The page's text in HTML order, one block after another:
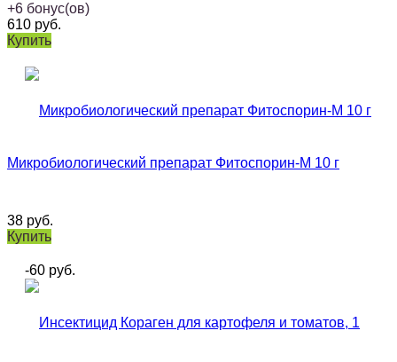
+6 бонус(ов)
610 руб.
Купить
Микробиологический препарат Фитоспорин-М 10 г
38 руб.
Купить
-60 руб.